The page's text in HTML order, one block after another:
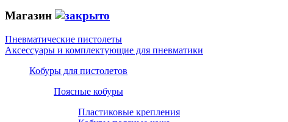
Магазин
Пневматические пистолеты
Аксессуары и комплектующие для пневматики
Кобуры для пистолетов
Поясные кобуры
Пластиковые крепления